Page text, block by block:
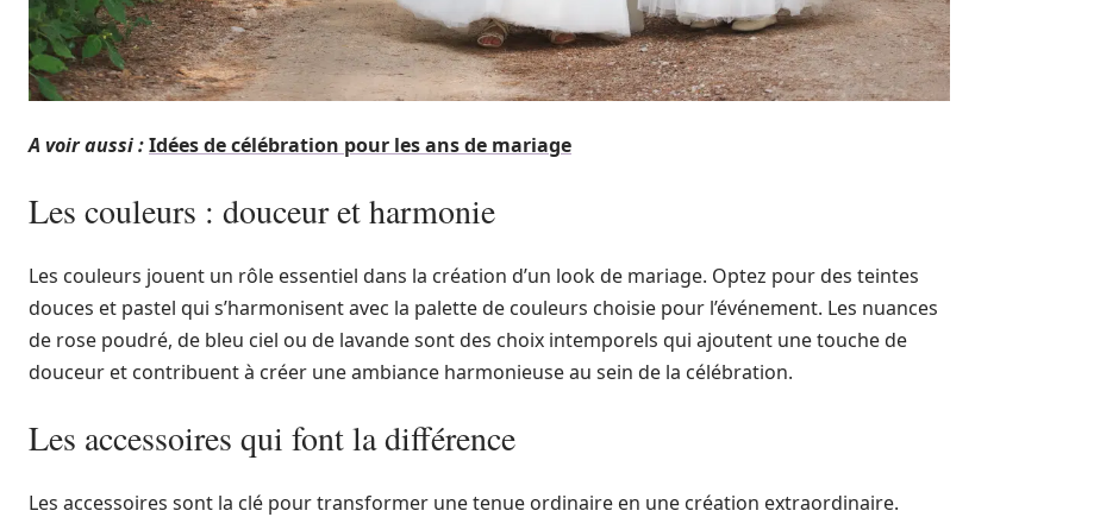
A voir aussi :Idées de célébration pour les ans de mariage
Les couleurs : douceur et harmonie
Les couleurs jouent un rôle essentiel dans la création d’un look de mariage. Optez pour des teintes
douces et pastel qui s’harmonisent avec la palette de couleurs choisie pour l’événement. Les nuances
de rose poudré, de bleu ciel ou de lavande sont des choix intemporels qui ajoutent une touche de
douceur et contribuent à créer une ambiance harmonieuse au sein de la célébration.
Les accessoires qui font la différence
Les accessoires sont la clé pour transformer une tenue ordinaire en une création extraordinaire.